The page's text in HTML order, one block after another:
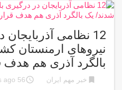
12 نظامی
نیروهای ارمنستان
بالگرد آذری هم
bookmark خبر مهم ایران access_time
56 years ago